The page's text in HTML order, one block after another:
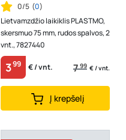
0/5 (0)
Lietvamzdžio laikiklis PLASTMO,
skersmuo 75 mm, rudos spalvos, 2
vnt., 7827440
399 € / vnt. 799 € / vnt.
Į krepšelį